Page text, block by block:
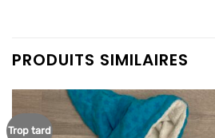
PRODUITS SIMILAIRES
Trop tard